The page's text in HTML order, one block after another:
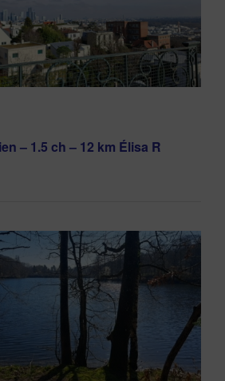
– 1.5 ch – 12 km Élisa R